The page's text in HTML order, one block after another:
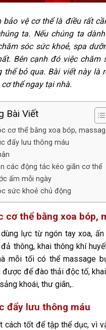
bảo vệ cơ thể là điều rất
ta. Nếu chúng ta
sóc sức khoẻ, spa
Bên cạnh đó việc chăm
thể bỏ qua. Bài viết này là
thể ngay tại nhà.
Bài Viết
cơ thể bằng xoa bóp,
đẩy lưu thông máu
các động tác kéo giãn cơ thể
ấm mỗi ngày
sức khoẻ chủ động
cơ thể bằng xoa bóp,
lực từ ngón tay xoa,
thông, khai thông khí
mỗi tối có thể massage
để đào thải độc tố,
khoái, thư giãn,..
đẩy lưu thông máu
cách tốt để tập thể dục, vì